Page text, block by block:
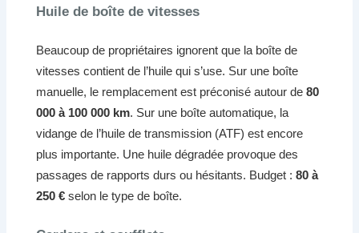
Huile de boîte de vitesses
Beaucoup de propriétaires ignorent que la boîte de
vitesses contient de l’huile qui s’use. Sur une boîte
manuelle, le remplacement est préconisé autour de80
000 à 100 000 km. Sur une boîte automatique, la
vidange de l’huile de transmission (ATF) est encore
plus importante. Une huile dégradée provoque des
passages de rapports durs ou hésitants. Budget :80 à
250 € selon le type de boîte.